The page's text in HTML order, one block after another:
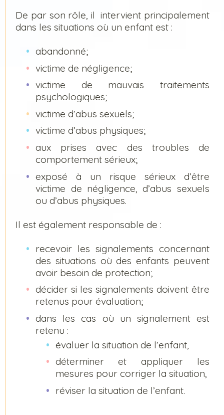
De par son rôle, il intervient principalement
dans les situations où un enfant est :
abandonné;
victime de négligence;
victime de mauvais traitements
psychologiques;
victime d’abus sexuels;
victime d’abus physiques;
aux prises avec des troubles de
comportement sérieux;
exposé à un risque sérieux d’être
victime de négligence, d’abus sexuels
ou d’abus physiques.
Il est également responsable de :
recevoir les signalements concernant
des situations où des enfants peuvent
avoir besoin de protection;
décider si les signalements doivent être
retenus pour évaluation;
dans les cas où un signalement est
retenu :
évaluer la situation de l’enfant,
déterminer et appliquer les
mesures pour corriger la situation,
réviser la situation de l’enfant.